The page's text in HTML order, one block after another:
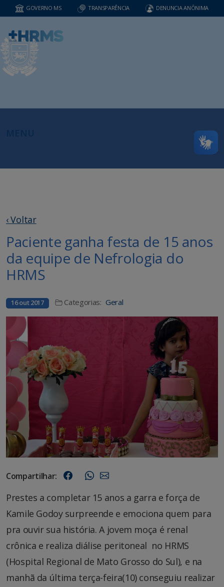
GOVERNO MS TRANSPARÊNCIA DENUNCIA ANÔNIMA
‹ Voltar
Paciente ganha festa de 15 anos
da equipe de Nefrologia do
HRMS
16 out 2017 Categorias: Geral
Compartilhar:
Prestes a completar 15 anos a garra e força de
Kamile Godoy surpreende e emociona quem para
pra ouvir sua história. A jovem moça é renal
crônica e realiza diálise peritoneal no HRMS
(Hospital Regional de Mato Grosso do Sul), e na
manhã da última terça-feira(10) conseguiu realizar